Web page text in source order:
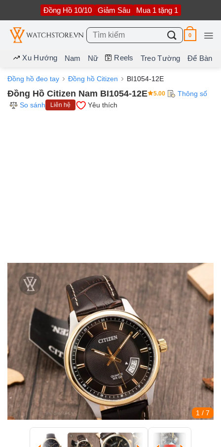
nội
dung
Đồng Hồ 10/10 Giảm Sâu Mua 1 tặng 1
Tìm
kiếm:
0
Xu Hướng Nam Nữ Reels Treo Tường Để Bàn
Đồng hồ đeo tay Đồng hồ Citizen BI1054-12E
Đồng Hồ Citizen Nam BI1054-12E 5.00
Thông số
So sánh
Liên hệ Yêu thích
1 / 7